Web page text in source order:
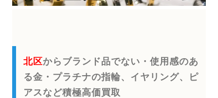
北区からブランド品でない・使用感のあ
る金・プラチナの指輪、イヤリング、ピ
アスなど積極高価買取